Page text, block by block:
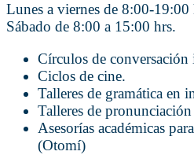
Lunes a viernes de 8:00-19:00
Sábado de 8:00 a 15:00 hrs.
Círculos de
Ciclos de cine.
Talleres de gramática en
Talleres de
Asesorías académicas
(Otomí)